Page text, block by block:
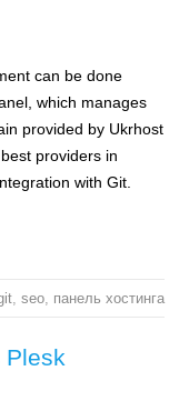
can be done
which manages
provided by Ukrhost
providers in
with Git.
, seo, панель хостинга
Plesk